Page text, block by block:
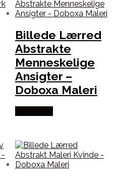
Billede Lærred
Abstrakte
Menneskelige
Ansigter –
Doboxa Maleri